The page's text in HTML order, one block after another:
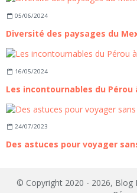
05/06/2024
Diversité des paysages du
16/05/2024
Les incontournables du Pérou
24/07/2023
Des astuces pour voyager
© Copyright 2020 - 2026,